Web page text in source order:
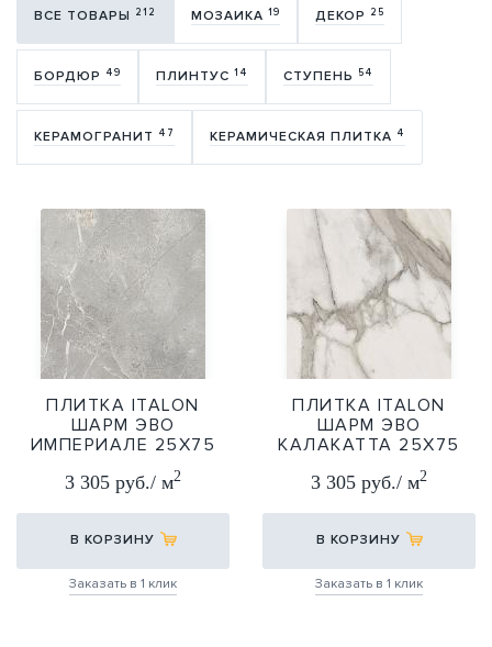
ВСЕ ТОВАРЫ 212 МОЗАИКА 19 ДЕКОР 25
БОРДЮР 49 ПЛИНТУС 14 СТУПЕНЬ 54
КЕРАМОГРАНИТ 47 КЕРАМИЧЕСКАЯ ПЛИТКА 4
ПЛИТКА ITALON
ШАРМ ЭВО
ИМПЕРИАЛЕ 25Х75
3 305 руб./ м2
В КОРЗИНУ
Заказать в 1 клик
ПЛИТКА ITALON
ШАРМ ЭВО
КАЛАКАТТА 25Х75
3 305 руб./ м2
В КОРЗИНУ
Заказать в 1 клик